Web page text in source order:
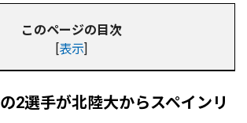
このページの目次
[表示]
2選手が北陸大からスペインリ